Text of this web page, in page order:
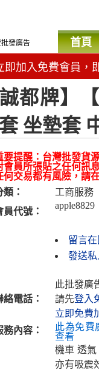
發廣告 首頁
即加入免費會員，
誠都牌】
坐墊套
要提醒：台灣批發貨
會員所張貼之任何訊
何交易都有風險，請
類：
工商服務
員代號：
apple8829
留言
發送私
絡電話：
此批發廣
請先登入
立即免費
務內容：
此為免費
查看
機車 透
亦有吸震